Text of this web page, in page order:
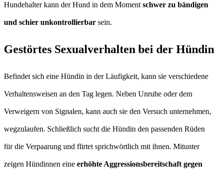
Hundehalter kann der Hund in dem Moment schwer zu bändigen
und schier unkontrollierbar sein.
Gestörtes Sexualverhalten bei der Hündin
Befindet sich eine Hündin in der Läufigkeit, kann sie verschiedene
Verhaltensweisen an den Tag legen. Neben Unruhe oder dem
Verweigern von Signalen, kann auch sie den Versuch unternehmen,
wegzulaufen. Schließlich sucht die Hündin den passenden Rüden
für die Verpaarung und flirtet sprichwörtlich mit ihnen. Mitunter
zeigen Hündinnen eine erhöhte Aggressionsbereitschaft gegen